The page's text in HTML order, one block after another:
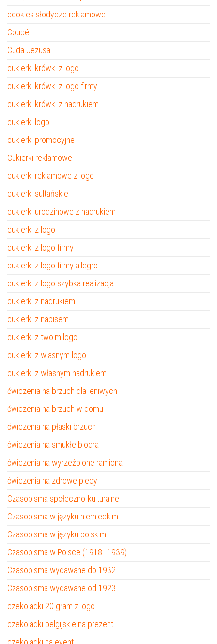
cookies słodycze reklamowe
Coupé
Cuda Jezusa
cukierki krówki z logo
cukierki krówki z logo firmy
cukierki krówki z nadrukiem
cukierki logo
cukierki promocyjne
Cukierki reklamowe
cukierki reklamowe z logo
cukierki sultańskie
cukierki urodzinowe z nadrukiem
cukierki z logo
cukierki z logo firmy
cukierki z logo firmy allegro
cukierki z logo szybka realizacja
cukierki z nadrukiem
cukierki z napisem
cukierki z twoim logo
cukierki z wlasnym logo
cukierki z własnym nadrukiem
ćwiczenia na brzuch dla leniwych
ćwiczenia na brzuch w domu
ćwiczenia na płaski brzuch
ćwiczenia na smukłe biodra
ćwiczenia na wyrzeźbione ramiona
ćwiczenia na zdrowe plecy
Czasopisma społeczno-kulturalne
Czasopisma w języku niemieckim
Czasopisma w języku polskim
Czasopisma w Polsce (1918–1939)
Czasopisma wydawane do 1932
Czasopisma wydawane od 1923
czekoladki 20 gram z logo
czekoladki belgijskie na prezent
czekoladki na event